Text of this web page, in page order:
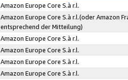
Amazon Europe Core S.à r.l.
Amazon Europe Core S.à r.l.(oder Amazon
entsprechend der Mitteilung)
Amazon Europe Core S.à r.l.
Amazon Europe Core S.à r.l.
Amazon Europe Core S.à r.l.
Amazon Europe Core S.à r.l.